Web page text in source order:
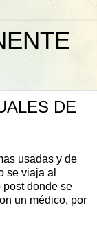
DE
usadas y de
se viaja al
post donde se
un médico, por